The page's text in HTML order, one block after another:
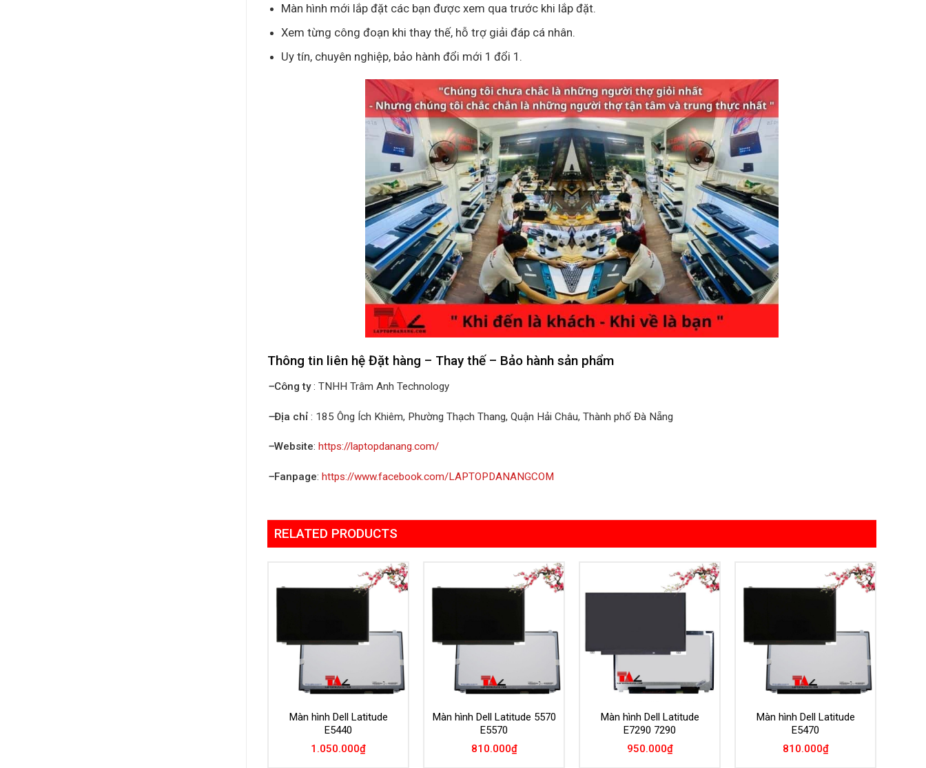
Màn hình mới lắp đặt các bạn được xem qua trước khi lắp đặt.
Xem từng công đoạn khi thay thế, hỗ trợ giải đáp cá nhân.
Uy tín, chuyên nghiệp, bảo hành đổi mới 1 đổi 1.
Thông tin liên hệ Đặt hàng – Thay thế – Bảo hành sản phẩm
–Công ty: TNHH Trâm Anh Technology
–Địa chỉ : 185 Ông Ích Khiêm, Phường Thạch Thang, Quận Hải Châu, Thành phố Đà Nẵng
–Website: https://laptopdanang.com/
–Fanpage: https://www.facebook.com/LAPTOPDANANGCOM
RELATED PRODUCTS
Màn hình Dell Latitude
E5440
1.050.000₫
Màn hình Dell Latitude 5570
E5570
810.000₫
Màn hình Dell Latitude
E7290 7290
950.000₫
Màn hình Dell Latitude
E5470
810.000₫